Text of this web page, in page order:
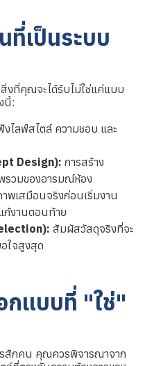
ที่เป็นระบบ
ที่คุณจะได้รับไม่ใช่แค่แบบ
นี้:
งไลฟ์สไตล์ ความชอบ และ
Design): การสร้าง
รวมของอารมณ์ห้อง
พเสมือนจริงก่อนเริ่มงาน
ก้งานตอนท้าย
สัมผัสวัสดุจริงที่จะ
ใจสูงสุด
กแบบที่ "ใช่"
สักคน คุณควรพิจารณาจาก